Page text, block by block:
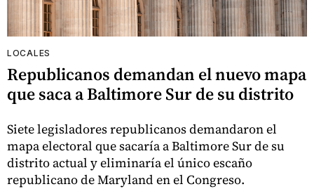
LOCALES
Republicanos demandan el nuevo mapa
que saca a Baltimore Sur de su distrito
Siete legisladores republicanos demandaron el
mapa electoral que sacaría a Baltimore Sur de su
distrito actual y eliminaría el único escaño
republicano de Maryland en el Congreso.